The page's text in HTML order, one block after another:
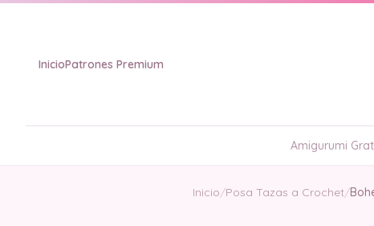
InicioPatrones Premium
Amigurumi
Inicio/Posa Tazas a Crochet/